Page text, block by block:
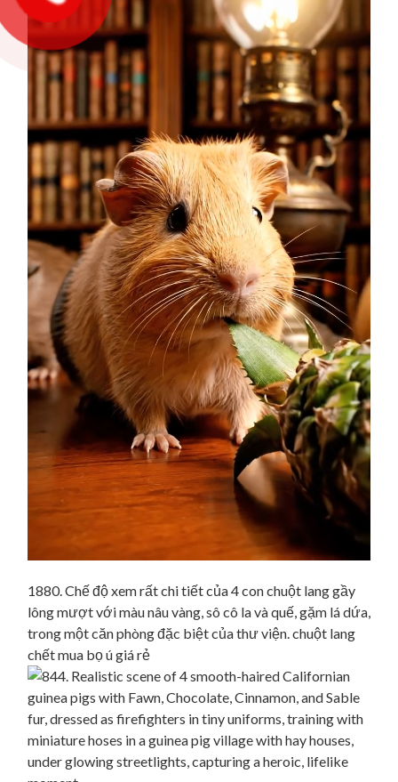
1880. Chế độ xem rất chi tiết của 4 con chuột lang gầy
lông mượt với màu nâu vàng, sô cô la và quế, gặm lá dứa,
trong một căn phòng đặc biệt của thư viện. chuột lang
chết mua bọ ú giá rẻ